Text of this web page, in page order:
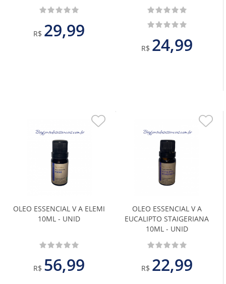
R$ 29,99
R$ 24,99
OLEO ESSENCIAL V A ELEMI
10ML - UNID
R$ 56,99
OLEO ESSENCIAL V A
EUCALIPTO STAIGERIANA
10ML - UNID
R$ 22,99